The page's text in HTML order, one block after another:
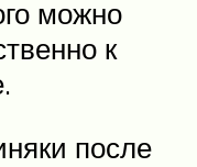
можно
к
после